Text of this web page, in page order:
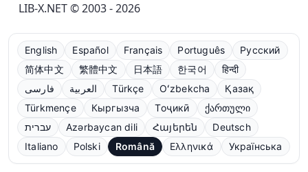
LIB-X.NET © 2003 - 2026
English Español Français Português
Русский
简体中文
繁體中文 日本語 한국어
हिन्दी
فارسی
العربية Türkçe Oʻzbekcha
Қазақ
Türkmençe
Кыргызча Тоҷикӣ
ქართული
עברית
Azərbaycan dili Հայերեն
Deutsch
Italiano
Polski Română Ελληνικά Українська